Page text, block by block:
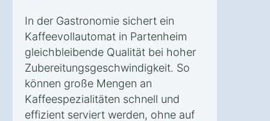
In der Gastronomie sichert ein
Kaffeevollautomat in Partenheim
gleichbleibende Qualität bei hoher
Zubereitungsgeschwindigkeit. So
können große Mengen an
Kaffeespezialitäten schnell und
effizient serviert werden, ohne auf